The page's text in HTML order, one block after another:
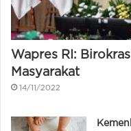
Wapres RI:
Masyarakat
14/11/2022